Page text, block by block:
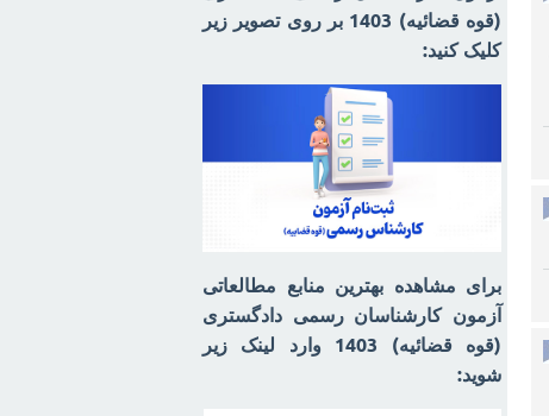
(قوه قضائیه) 1403 بر روی تصویر زیر
کلیک کنید:
برای مشاهده بهترین منابع مطالعاتی
آزمون کارشناسان رسمی دادگستری
(قوه قضائیه) 1403 وارد لینک زیر
شوید: